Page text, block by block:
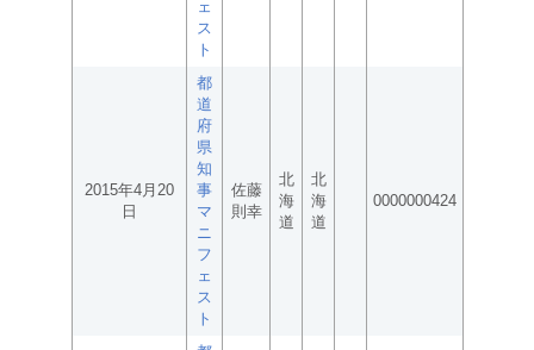
ェ
ス
ト
2015年4月20
日
都
道
府
県
知
事
マ
ニ
フ
ェ
ス
ト
佐藤
則幸
北
海
道
北
海
道
0000000424